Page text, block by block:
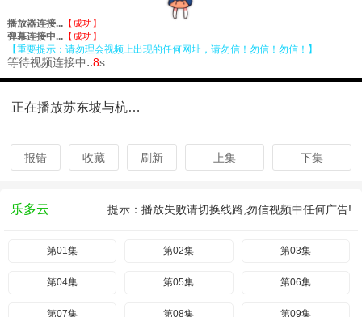
正在播放苏东坡与杭州的故事第04集
报错 收藏 刷新 上集 下集
乐多云 提示：播放失败请切换线路,勿信视频中任何广告!
第01集 第02集 第03集
第04集 第05集 第06集
第07集 第08集 第09集